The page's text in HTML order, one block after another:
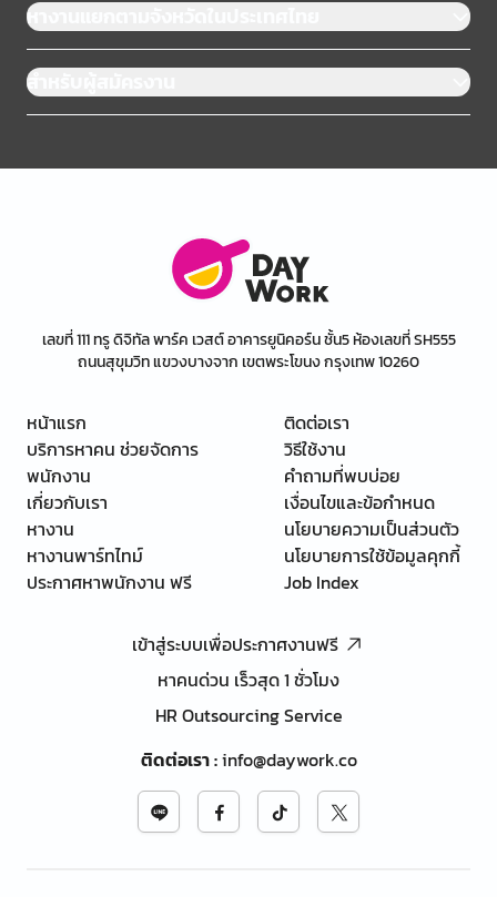
หางานแยกตามจังหวัดในประเทศไทย
สำหรับผู้สมัครงาน
เลขที่ 111 ทรู ดิจิทัล พาร์ค เวสต์ อาคารยูนิคอร์น ชั้น5 ห้องเลขที่ SH555
ถนนสุขุมวิท แขวงบางจาก เขตพระโขนง กรุงเทพ 10260
หน้าแรก
บริการหาคน ช่วยจัดการ
พนักงาน
เกี่ยวกับเรา
หางาน
หางานพาร์ทไทม์
ประกาศหาพนักงาน ฟรี
ติดต่อเรา
วิธีใช้งาน
คำถามที่พบบ่อย
เงื่อนไขและข้อกำหนด
นโยบายความเป็นส่วนตัว
นโยบายการใช้ข้อมูลคุกกี้
Job Index
เข้าสู่ระบบเพื่อประกาศงานฟรี
หาคนด่วน เร็วสุด 1 ชั่วโมง
HR Outsourcing Service
ติดต่อเรา:info@daywork.co